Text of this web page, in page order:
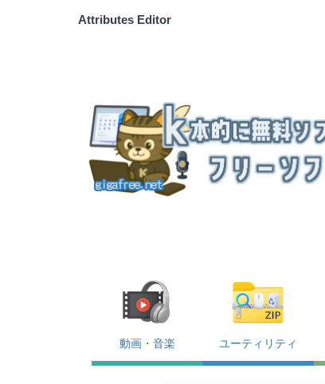
Attributes Editor
動画・音楽 ユーティリティ